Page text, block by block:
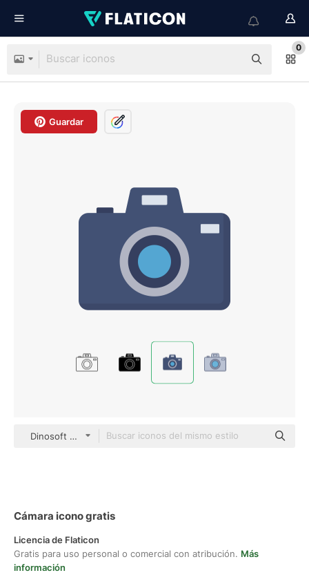
0
Guardar
Dinosoft Flat
Cámara icono gratis
Licencia de Flaticon
Gratis para uso personal o comercial con atribución. Más
información